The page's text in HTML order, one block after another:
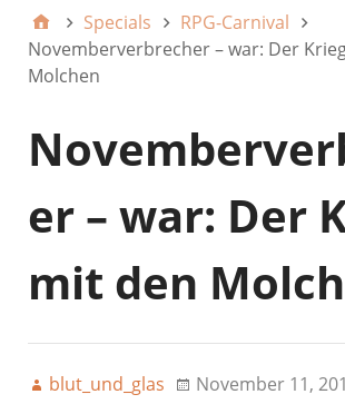
Specials
RPG-Carnival
Novemberverbrecher – war: Der
Molchen
er – war: Der
mit den
blut_und_glas November 11,